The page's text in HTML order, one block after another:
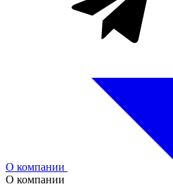
О компании
О компании